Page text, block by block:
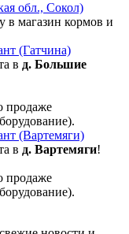
обл., Сокол)
в магазин кормов и
(Гатчина)
в д. Большие
прoдажe
(Вартемяги)
в д. Вартемяги!
прoдажe